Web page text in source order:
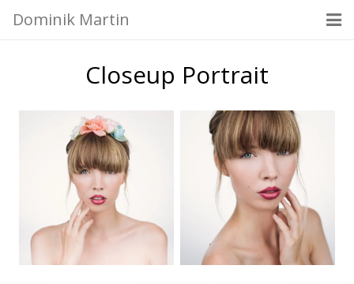
Dominik Martin
Closeup Portrait